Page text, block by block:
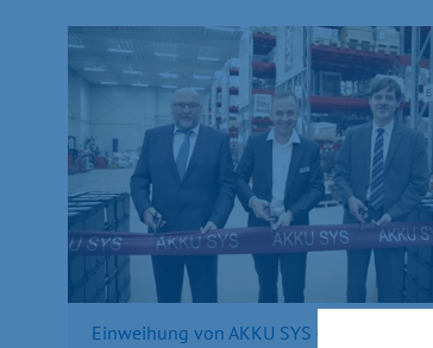
Einweihung von AKKU SYS - Harry Glawe,